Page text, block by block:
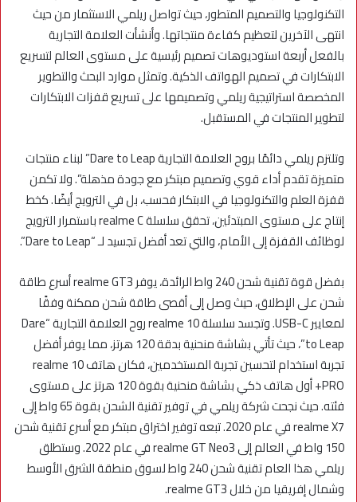
التكنولوجيا والتصميم المتطور، حيث تواصل ريلمي الاستثمار من حيث
انتهى الآخرين لتعظيم كفاءة منتجاتها. وأنشأت العلامة التجارية
بالفعل أربعة استوديوهات تصميم رئيسية على مستوى العالم لتسريع
الابتكارات في تصميم الهواتف الذكية. وتمثل موارد البحث والتطوير
المخصصة استراتيجية ريلمي وتصميمها على تسريع قفزات الابتكارات
لتطوير المنتجات في المستقبل.
وتلتزم ريلمي دائمًا بروح العلامة التجارية Dare to Leap” لبناء منتجات
متميزة تقدم أداء قوي وتصميم مبتكر مع جودة مذهلة”. ولا تكمن
قفزة العلم والتكنولوجيا في الابتكار فحسب، بل في الترويج أيضًا. كخط
إنتاج على مستوى المبتدئين، تحقق سلسلة realme C باستمرار الترويج
لوظائف القفزة إلى الأمام، والتي تعد أفضل تجسيد لـ “Dare to Leap”.
بفضل قوة تقنية شحن 240 واط الرائدة، يوفر realme GT3 أسرع طاقة
شحن على الإطلاق، حيث وصل إلى أقصى طاقة شحن ممكنة وفقًا
لمعايير USB-C. وتجسد سلسلة realme 10 روح العلامة التجارية “Dare
to Leap”، حيث تأتي بشاشة منحنية بدقة 120 هرتز، مما يوفر أفضل
تجربة استخدام لتحسين تجربة المستخدمين، فكان هاتف realme 10
PRO+ أول هاتف ذكي بشاشة منحنية بقوة 120 هرتز على مستوى
فئته. حيث نجحت شركة ريلمي في توفير تقنية الشحن بقوة 65 واط إلى
realme X7 في عام 2020. تبعه توفير اختراق مبتكر مع أسرع تقنية شحن
150 واط في العالم إلى realme GT Neo3 في عام 2022. وستطلق
ريلمي هذا العام تقنية شحن 240 واط لسوق منطقة الشرق الأوسط
وشمال إفريقيا من خلال realme GT3.